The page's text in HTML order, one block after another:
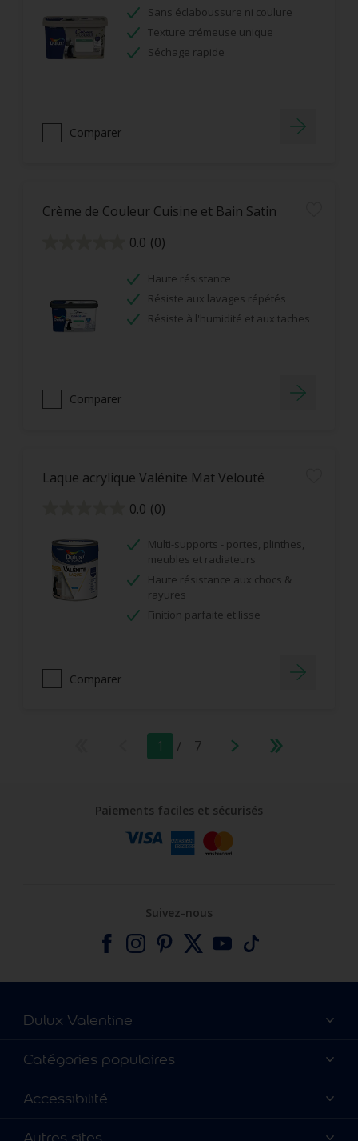
avis
Sans éclaboussure ni coulure
Texture crémeuse unique
Séchage rapide
Comparer
Crème de Couleur Cuisine et Bain Satin
0.0 (0)
Haute résistance
Résiste aux lavages répétés
Résiste à l'humidité et aux taches
Comparer
Laque acrylique Valénite Mat Velouté
0.0 (0)
étoiles.
Multi-supports - portes, plinthes,
meubles et radiateurs
Haute résistance aux chocs &
rayures
Finition parfaite et lisse
Comparer
1 / 7
Paiements faciles et sécurisés
Suivez-nous
Dulux Valentine
Catalogues
Nous contacter
Catégories populaires
Nos couleurs
Accessibilité
Précision des couleurs